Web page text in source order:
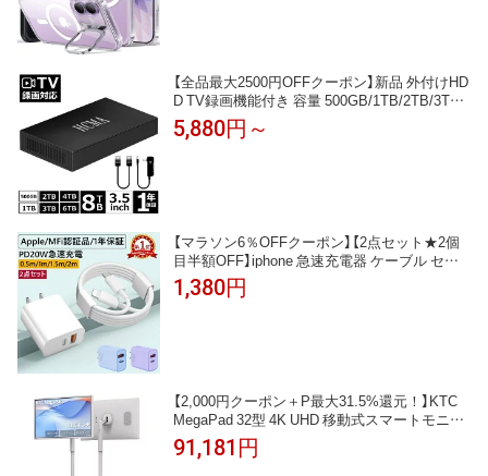
【全品最大2500円OFFクーポン】新品 外付けHD
D TV録画機能付き 容量 500GB/1TB/2TB/3TB/
4TB/6TB/8TB/PC対応 静音&コンパク外付けハ
ードディスク.ト 3.5インチ 金属製ボディ、耐
5,880円～
【マラソン6％OFFクーポン】【2点セット★2個
目半額OFF】iphone 急速充電器 ケーブル セッ
ト 20W 急速充電器 2ポート iphone17充電器 iph
one 充電 コード 純正 タイプCケーブル pd充電
1,380円
【2,000円クーポン＋P最大31.5%還元！】KTC
MegaPad 32型 4K UHD 移動式スマートモニタ
ー （ Android 13搭載 Google認証 10点タッチ Wi-
Fi 6&Bluetooth 5.2 ）（8GB RAM+128GB 大容量/
91,181円